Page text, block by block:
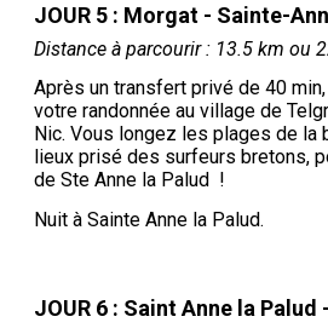
JOUR 5 : Morgat - Sainte-
Distance à parcourir : 13.5 km ou
Après un transfert privé de 40
votre randonnée au village de
Nic. Vous longez les plages de la
lieux prisé des surfeurs bretons,
de Ste Anne la Palud !
Nuit à Sainte Anne la Palud.
JOUR 6 : Saint Anne la Palud